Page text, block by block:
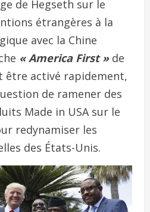
de Hegseth sur le
étrangères à la
avec la Chine
« America First »de
être activé rapidement,
de ramener des
Made in USA sur le
redynamiser les
des États-Unis.